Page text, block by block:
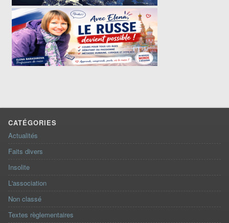
CATÉGORIES
Actualités
Faits divers
Insolite
L'association
Non classé
Textes règlementaires